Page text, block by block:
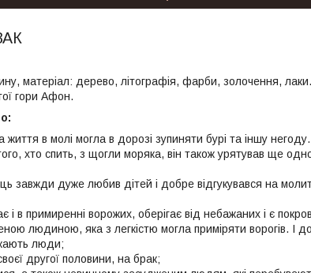
матеріал: дерево, літографія, фарби, золочення,
гори Афон.
життя в молі могла в дорозі зупиняти бурі та іншу
хто спить, з щогли моряка, він також урятував ще
завжди дуже любив дітей і добре відгукувався на
в примиренні ворожих, оберігає від небажаних і є
людиною, яка з легкістю могла приміряти ворогів. І
люди;
другої половини, на брак;